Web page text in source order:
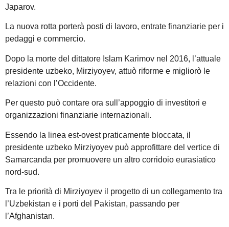
Japarov.
La nuova rotta porterà posti di lavoro, entrate finanziarie per i
pedaggi e commercio.
Dopo la morte del dittatore Islam Karimov nel 2016, l’attuale
presidente uzbeko, Mirziyoyev, attuò riforme e migliorò le
relazioni con l’Occidente.
Per questo può contare ora sull’appoggio di investitori e
organizzazioni finanziarie internazionali.
Essendo la linea est-ovest praticamente bloccata, il
presidente uzbeko Mirziyoyev può approfittare del vertice di
Samarcanda per promuovere un altro corridoio eurasiatico
nord-sud.
Tra le priorità di Mirziyoyev il progetto di un collegamento tra
l’Uzbekistan e i porti del Pakistan, passando per
l’Afghanistan.